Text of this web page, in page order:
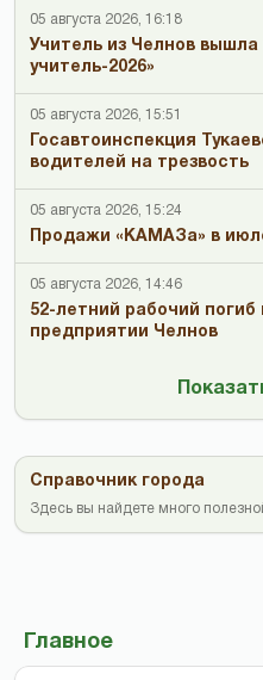
05 августа 2026, 16:18
Учитель из Челнов
учитель-2026»
05 августа 2026, 15:51
Госавтоинспекция
водителей на трезвость
05 августа 2026, 15:24
Продажи «КАМАЗа» в
05 августа 2026, 14:46
52-летний рабочий
предприятии Челнов
Справочник города
Здесь вы найдете много
Главное